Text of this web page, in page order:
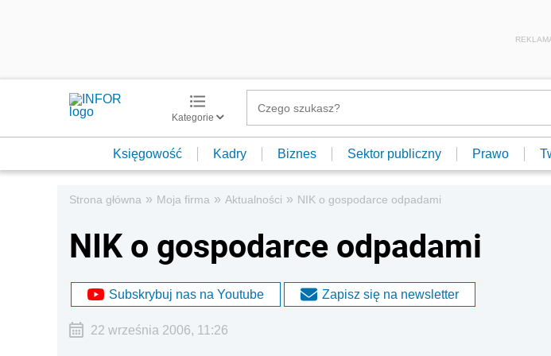
Kategorie
Księgowość Kadry Biznes Sektor publiczny Prawo
Strona główna » Moja firma » Aktualności » NIK o gospodarce odpadami
NIK o gospodarce odpadami
Subskrybuj nas na Youtube Zapisz się na newsletter
22 września 2006, 11:26